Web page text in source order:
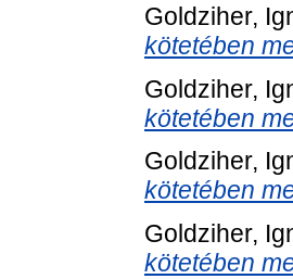
Goldziher,
kötetében
Goldziher,
kötetében
Goldziher,
kötetében
Goldziher,
kötetében